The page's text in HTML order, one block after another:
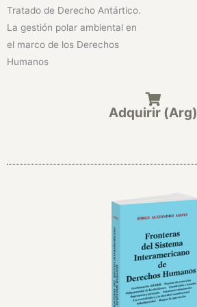
Tratado de Derecho Antártico.
La gestión polar ambiental en
el marco de los Derechos
Humanos
Adquirir (Arg)